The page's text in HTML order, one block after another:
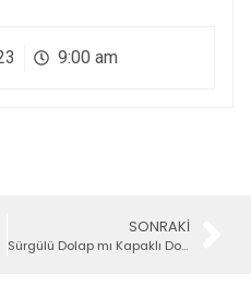
9:00 am
SONRAKI
Sürgülü Dolap mı Kapaklı Dolap mı? İhtiyacınıza Göre En İdeal Dolap Seçimi